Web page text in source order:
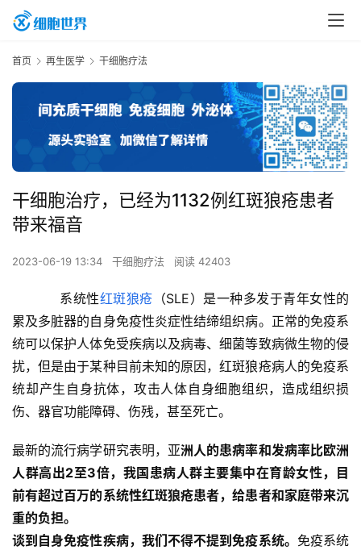
首页 再生医学 干细胞疗法
干细胞治疗，已经为1132例红斑狼疮患者
带来福音
2023-06-19 13:34 干细胞疗法 阅读 42403
系统性红斑狼疮 （SLE）是一种多发于青年女性的
累及多脏器的自身免疫性炎症性结缔组织病。正常的免疫系
统可以保护人体免受疾病以及病毒、细菌等致病微生物的侵
扰，但是由于某种目前未知的原因，红斑狼疮病人的免疫系
统却产生自身抗体，攻击人体自身细胞组织，造成组织损
伤、器官功能障碍、伤残，甚至死亡。
最新的流行病学研究表明，亚洲人的患病率和发病率比欧洲
人群高出2至3倍，我国患病人群主要集中在育龄女性，目
前有超过百万的系统性红斑狼疮患者，给患者和家庭带来沉
重的负担。
谈到自身免疫性疾病，我们不得不提到免疫系统。 免疫系统